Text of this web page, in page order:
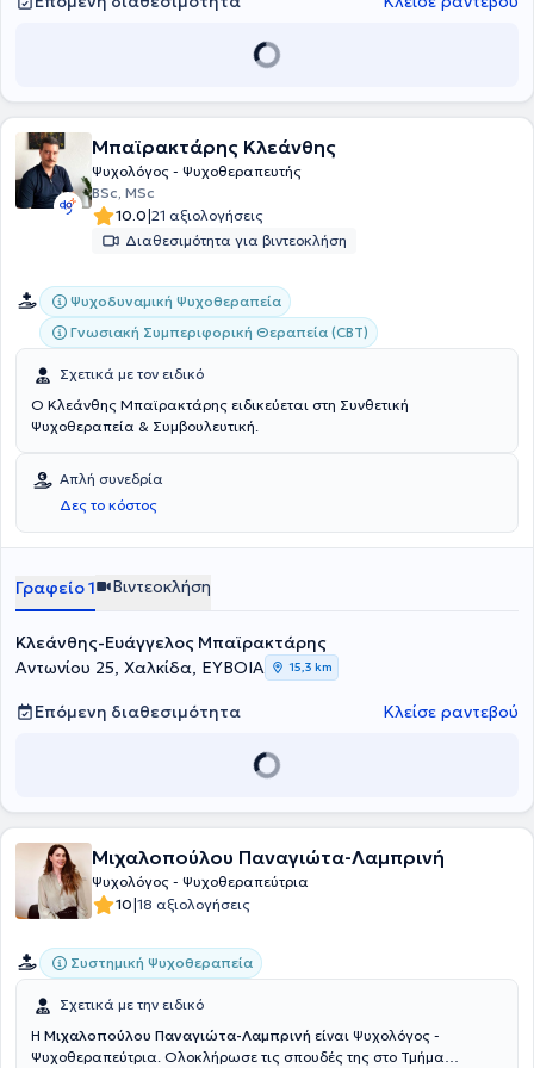
Πράξη.Κέντρο Εφαρμοσμένης Ψυχοθεραπείας και Συμβουλευτικής
Ψυχοθεραπεία (CBT) και Πάντειο Πανεπιστήμιο (2014 - 2019) όπου
επιστημονικά τεκμηριωμένες προσεγγίσεις ψυχοθεραπείας,
βοηθώντας τους ανθρώπους να βρουν την ισορροπία και την ευεξία
τους.
Μπαϊρακτάρης Κλεάνθης
Ψυχολόγος - Ψυχοθεραπευτής
BSc, MSc
10.0|21 αξιολογήσεις
Διαθεσιμότητα για βιντεοκλήση
Ψυχοδυναμική Ψυχοθεραπεία
Γνωσιακή Συμπεριφορική Θεραπεία (CBT)
Σχετικά με τον ειδικό
Ο Κλεάνθης Μπαϊρακτάρης ειδικεύεται στη Συνθετική
Ψυχοθεραπεία & Συμβουλευτική.
Απλή συνεδρία
Δες το κόστος
Γραφείο 1 Βιντεοκλήση
Κλεάνθης-Ευάγγελος Μπαϊρακτάρης
Αντωνίου 25, Χαλκίδα, ΕΥΒΟΙΑ
15,3 km
Επόμενη διαθεσιμότητα Κλείσε ραντεβού
Μιχαλοπούλου Παναγιώτα-Λαμπρινή
Ψυχολόγος - Ψυχοθεραπεύτρια
10|18 αξιολογήσεις
Συστημική Ψυχοθεραπεία
Σχετικά με την ειδικό
Η Μιχαλοπούλου Παναγιώτα-Λαμπρινή
Ψυχοθεραπεύτρια. Ολοκλήρωσε τις σπουδές της στο Τμήμα